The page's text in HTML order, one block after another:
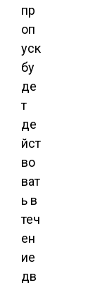
пр
оп
уск
бу
де
т
де
йст
во
ват
ь в
теч
ен
ие
дв